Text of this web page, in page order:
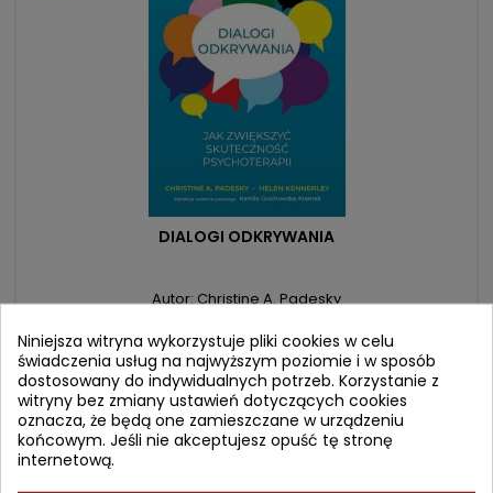
DIALOGI ODKRYWANIA
Autor: Christine A. Padesky
Jak zwiększyć skuteczność psychoterapii
Cena
147,90 złCena
podstawowa
179,00 zł
 Dodaj do koszyka
Niniejsza witryna wykorzystuje pliki cookies w celu
świadczenia usług na najwyższym poziomie i w sposób
dostosowany do indywidualnych potrzeb. Korzystanie z
witryny bez zmiany ustawień dotyczących cookies
oznacza, że będą one zamieszczane w urządzeniu
końcowym. Jeśli nie akceptujesz opuść tę stronę
internetową.